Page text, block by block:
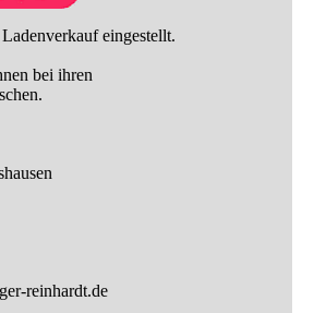
eingestellt.
bei ihren
reinhardt.de